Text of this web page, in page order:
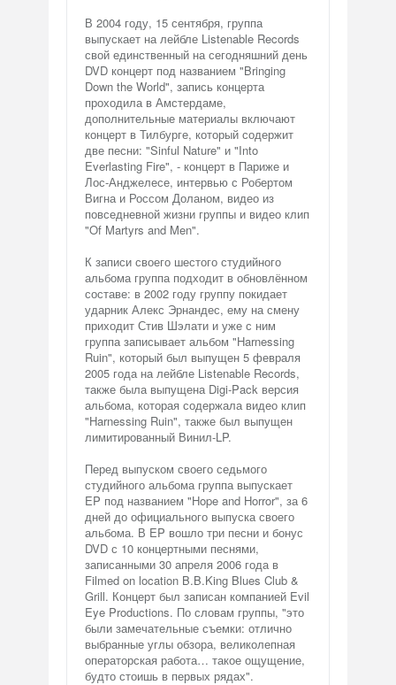
В 2004 году, 15 сентября, группа
выпускает на лейбле Listenable Records
свой единственный на сегодняшний день
DVD концерт под названием "Bringing
Down the World", запись концерта
проходила в Амстердаме,
дополнительные материалы включают
концерт в Тилбурге, который содержит
две песни: "Sinful Nature" и "Into
Everlasting Fire", - концерт в Париже и
Лос-Анджелесе, интервью с Робертом
Вигна и Россом Доланом, видео из
повседневной жизни группы и видео клип
"Of Martyrs and Men".
К записи своего шестого студийного
альбома группа подходит в обновлённом
составе: в 2002 году группу покидает
ударник Алекс Эрнандес, ему на смену
приходит Стив Шэлати и уже с ним
группа записывает альбом "Harnessing
Ruin", который был выпущен 5 февраля
2005 года на лейбле Listenable Records,
также была выпущена Digi-Pack версия
альбома, которая содержала видео клип
"Harnessing Ruin", также был выпущен
лимитированный Винил-LP.
Перед выпуском своего седьмого
студийного альбома группа выпускает
EP под названием "Hope and Horror", за 6
дней до официального выпуска своего
альбома. В EP вошло три песни и бонус
DVD с 10 концертными песнями,
записанными 30 апреля 2006 года в
Filmed on location B.B.King Blues Club &
Grill. Концерт был записан компанией Evil
Eye Productions. По словам группы, "это
были замечательные съемки: отлично
выбранные углы обзора, великолепная
операторская работа… такое ощущение,
будто стоишь в первых рядах".